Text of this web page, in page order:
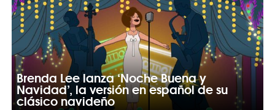
Brenda Lee lanza ‘Noche Buena y
Navidad’, la versión en español de su
clásico navideño